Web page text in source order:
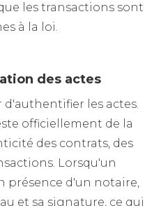
les transactions sont
à la loi.
des actes
les actes.
officiellement de la
des contrats, des
Lorsqu'un
présence d'un notaire,
et sa signature, ce qui